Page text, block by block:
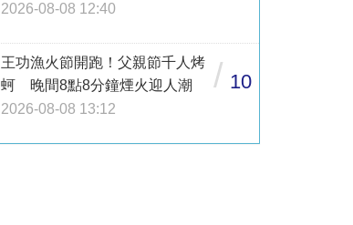
2026-08-08 12:40
王功漁火節開跑！父親節千人烤
蚵 晚間8點8分鐘煙火迎人潮
2026-08-08 13:12
/ 10